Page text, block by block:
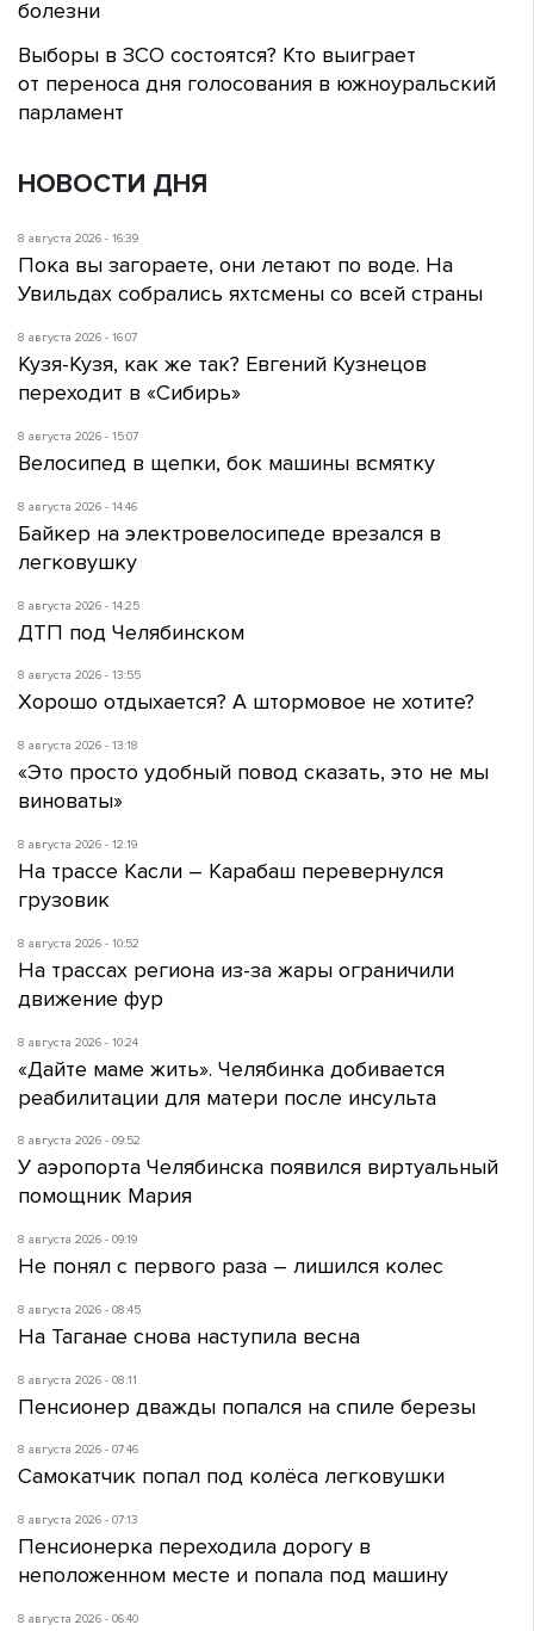
болезни
Выборы в ЗСО состоятся? Кто выиграет
от переноса дня голосования в южноуральский
парламент
НОВОСТИ ДНЯ
8 августа 2026 - 16:39
Пока вы загораете, они летают по воде. На
Увильдах собрались яхтсмены со всей страны
8 августа 2026 - 16:07
Кузя-Кузя, как же так? Евгений Кузнецов
переходит в «Сибирь»
8 августа 2026 - 15:07
Велосипед в щепки, бок машины всмятку
8 августа 2026 - 14:46
Байкер на электровелосипеде врезался в
легковушку
8 августа 2026 - 14:25
ДТП под Челябинском
8 августа 2026 - 13:55
Хорошо отдыхается? А штормовое не хотите?
8 августа 2026 - 13:18
«Это просто удобный повод сказать, это не мы
виноваты»
8 августа 2026 - 12:19
На трассе Касли – Карабаш перевернулся
грузовик
8 августа 2026 - 10:52
На трассах региона из-за жары ограничили
движение фур
8 августа 2026 - 10:24
«Дайте маме жить». Челябинка добивается
реабилитации для матери после инсульта
8 августа 2026 - 09:52
У аэропорта Челябинска появился виртуальный
помощник Мария
8 августа 2026 - 09:19
Не понял с первого раза – лишился колес
8 августа 2026 - 08:45
На Таганае снова наступила весна
8 августа 2026 - 08:11
Пенсионер дважды попался на спиле березы
8 августа 2026 - 07:46
Самокатчик попал под колёса легковушки
8 августа 2026 - 07:13
Пенсионерка переходила дорогу в
неположенном месте и попала под машину
8 августа 2026 - 06:40